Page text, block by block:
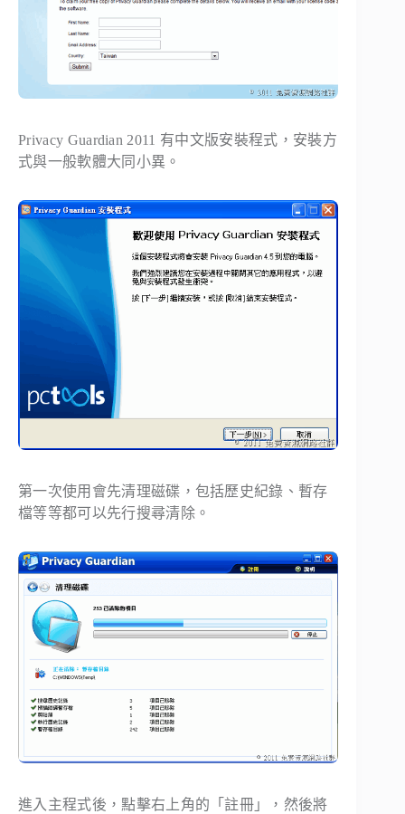
Privacy Guardian 2011 有中文版安裝程式，安裝方
式與一般軟體大同小異。
第一次使用會先清理磁碟，包括歷史紀錄、暫存
檔等等都可以先行搜尋清除。
進入主程式後，點擊右上角的「註冊」，然後將